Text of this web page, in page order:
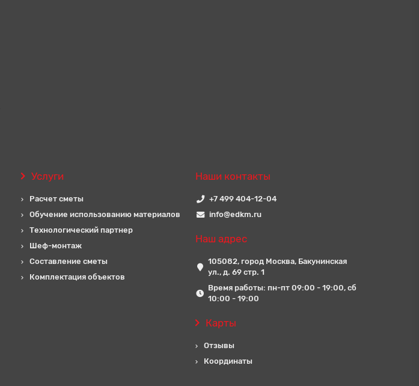
Услуги
Расчет сметы
Обучение использованию материалов
Технологический партнер
Шеф-монтаж
Составление сметы
Комплектация объектов
Наши контакты
+7 499 404-12-04
info@edkm.ru
Наш адрес
105082, город Москва, Бакунинская
ул., д. 69 стр. 1
Время работы: пн-пт 09:00 - 19:00, сб
10:00 - 19:00
Карты
Отзывы
Координаты